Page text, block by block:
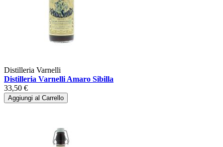
Distilleria Varnelli
Distilleria Varnelli Amaro Sibilla
33,50 €
Aggiungi al Carrello